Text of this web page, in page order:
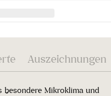
Auszeichnungen
besondere Mikroklima und